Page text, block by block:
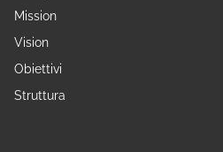
Mission
Vision
Obiettivi
Struttura